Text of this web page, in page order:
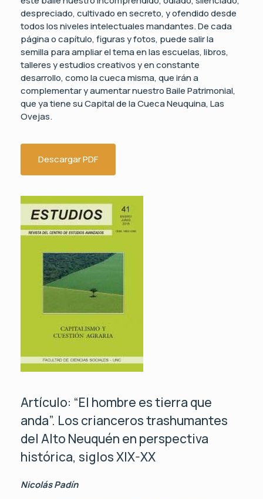
despreciado, cultivado en secreto, y ofendido desde
todos los niveles intelectuales mandantes. De cada
página o capítulo, figuras y fotos, puede salir la
semilla para ampliar el tema en las escuelas, libros,
talleres y estudios creativos y en constante
desarrollo, como la cueca misma, que irán a
complementar y aumentar nuestro Baile Patrimonial,
que ya tiene su Capital de la Cueca Neuquina, Las
Ovejas.
Descargar PDF
Artículo: “El hombre es tierra que
anda”. Los crianceros trashumantes
del Alto Neuquén en perspectiva
histórica, siglos XIX-XX
Nicolás Padín